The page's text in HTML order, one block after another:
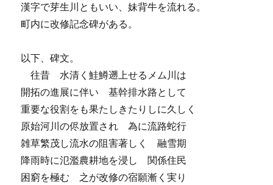
漢字で芽生川ともいい、妹背牛を流れる。
町内に改修記念碑がある。
以下、碑文。
往昔 水清く鮭鱒遡上せるメム川は
開拓の進展に伴い 基幹排水路として
重要な役割をも果たしきたりしに久しく
原始河川の侭放置され 為に流路蛇行
雑草繁茂し流水の阻害著しく 融雪期
降雨時に氾濫農耕地を浸し 関係住民
困窮を極む 之が改修の宿願漸く実り